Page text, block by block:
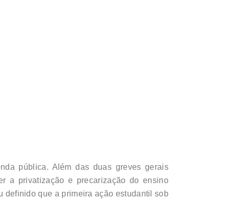
pública. Além das duas greves gerais
a privatização e precarização do ensino
definido que a primeira ação estudantil sob